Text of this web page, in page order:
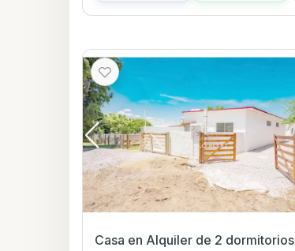
Casa en Alquiler de 2 dormitorios en